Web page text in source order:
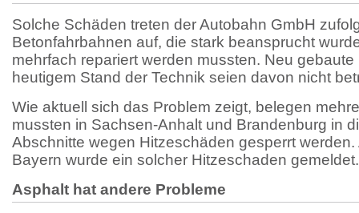
Solche Schäden treten der Autobahn GmbH
Betonfahrbahnen auf, die stark beansprucht
mehrfach repariert werden mussten. Neu
heutigem Stand der Technik seien davon nicht
Wie aktuell sich das Problem zeigt, belegen
mussten in Sachsen-Anhalt und Brandenburg in
Abschnitte wegen Hitzeschäden gesperrt
Bayern wurde ein solcher Hitzeschaden gemeldet.
Asphalt hat andere Probleme